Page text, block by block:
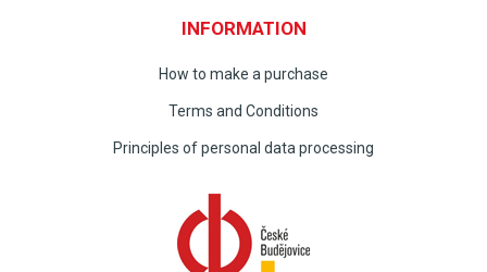
INFORMATION
How to make a purchase
Terms and Conditions
Principles of personal data processing